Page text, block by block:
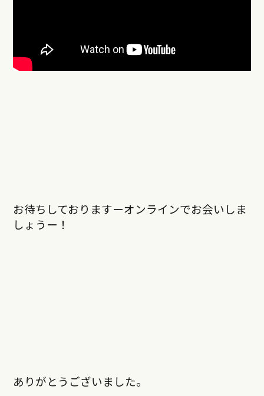
お待ちしておりますーオンラインでお会いしま
しょうー！
ありがとうございました。